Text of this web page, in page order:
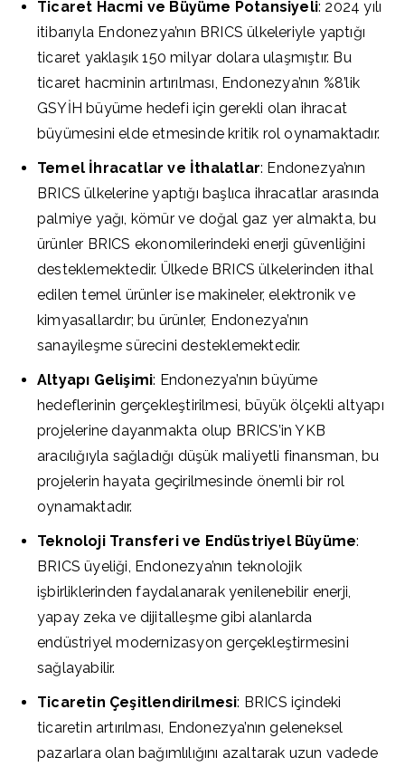
Ticaret Hacmi ve Büyüme Potansiyeli: 2024 yılı
itibarıyla Endonezya’nın BRICS ülkeleriyle yaptığı
ticaret yaklaşık 150 milyar dolara ulaşmıştır. Bu
ticaret hacminin artırılması, Endonezya’nın %8’lik
GSYİH büyüme hedefi için gerekli olan ihracat
büyümesini elde etmesinde kritik rol oynamaktadır.
Temel İhracatlar ve İthalatlar: Endonezya’nın
BRICS ülkelerine yaptığı başlıca ihracatlar arasında
palmiye yağı, kömür ve doğal gaz yer almakta, bu
ürünler BRICS ekonomilerindeki enerji güvenliğini
desteklemektedir. Ülkede BRICS ülkelerinden ithal
edilen temel ürünler ise makineler, elektronik ve
kimyasallardır; bu ürünler, Endonezya’nın
sanayileşme sürecini desteklemektedir.
Altyapı Gelişimi: Endonezya’nın büyüme
hedeflerinin gerçekleştirilmesi, büyük ölçekli altyapı
projelerine dayanmakta olup BRICS’in YKB
aracılığıyla sağladığı düşük maliyetli finansman, bu
projelerin hayata geçirilmesinde önemli bir rol
oynamaktadır.
Teknoloji Transferi ve Endüstriyel Büyüme:
BRICS üyeliği, Endonezya’nın teknolojik
işbirliklerinden faydalanarak yenilenebilir enerji,
yapay zeka ve dijitalleşme gibi alanlarda
endüstriyel modernizasyon gerçekleştirmesini
sağlayabilir.
Ticaretin Çeşitlendirilmesi: BRICS içindeki
ticaretin artırılması, Endonezya’nın geleneksel
pazarlara olan bağımlılığını azaltarak uzun vadede